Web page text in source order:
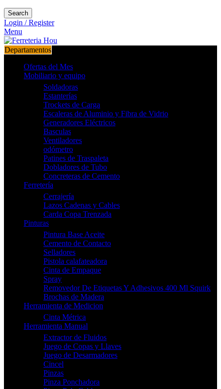
Search
Login / Register
Menu
Departamentos
Ofertas del Mes
Mobiliario y equipo
Soldadoras
Estanterías
Trockets de Carga
Escaleras de Aluminio y Fibra de Vidrio
Generadores Eléctricos
Basculas
Ventiladores
odómetro
Patines de Traspaleta
Dobladores de Tubo
Concreteras de Cemento
Ferretería
Cerrajería
Lazos Cadenas y Cables
Carda Copa Trenzada
Pinturas
Pintura Base Aceite
Cemento de Contacto
Selladores
Pistola calafateadora
Cinta de Empaque
Spray
Removedor De Etiquetas Y Adhesivos 400 Ml Squirk
Brochas de Madera
Herramienta de Medicion
Cinta Métrica
Herramienta Manual
Extractor de Fluidos
Juego de Copas y Llaves
Juego de Desarmadores
Cincel
Pinzas
Pinza Ponchadora